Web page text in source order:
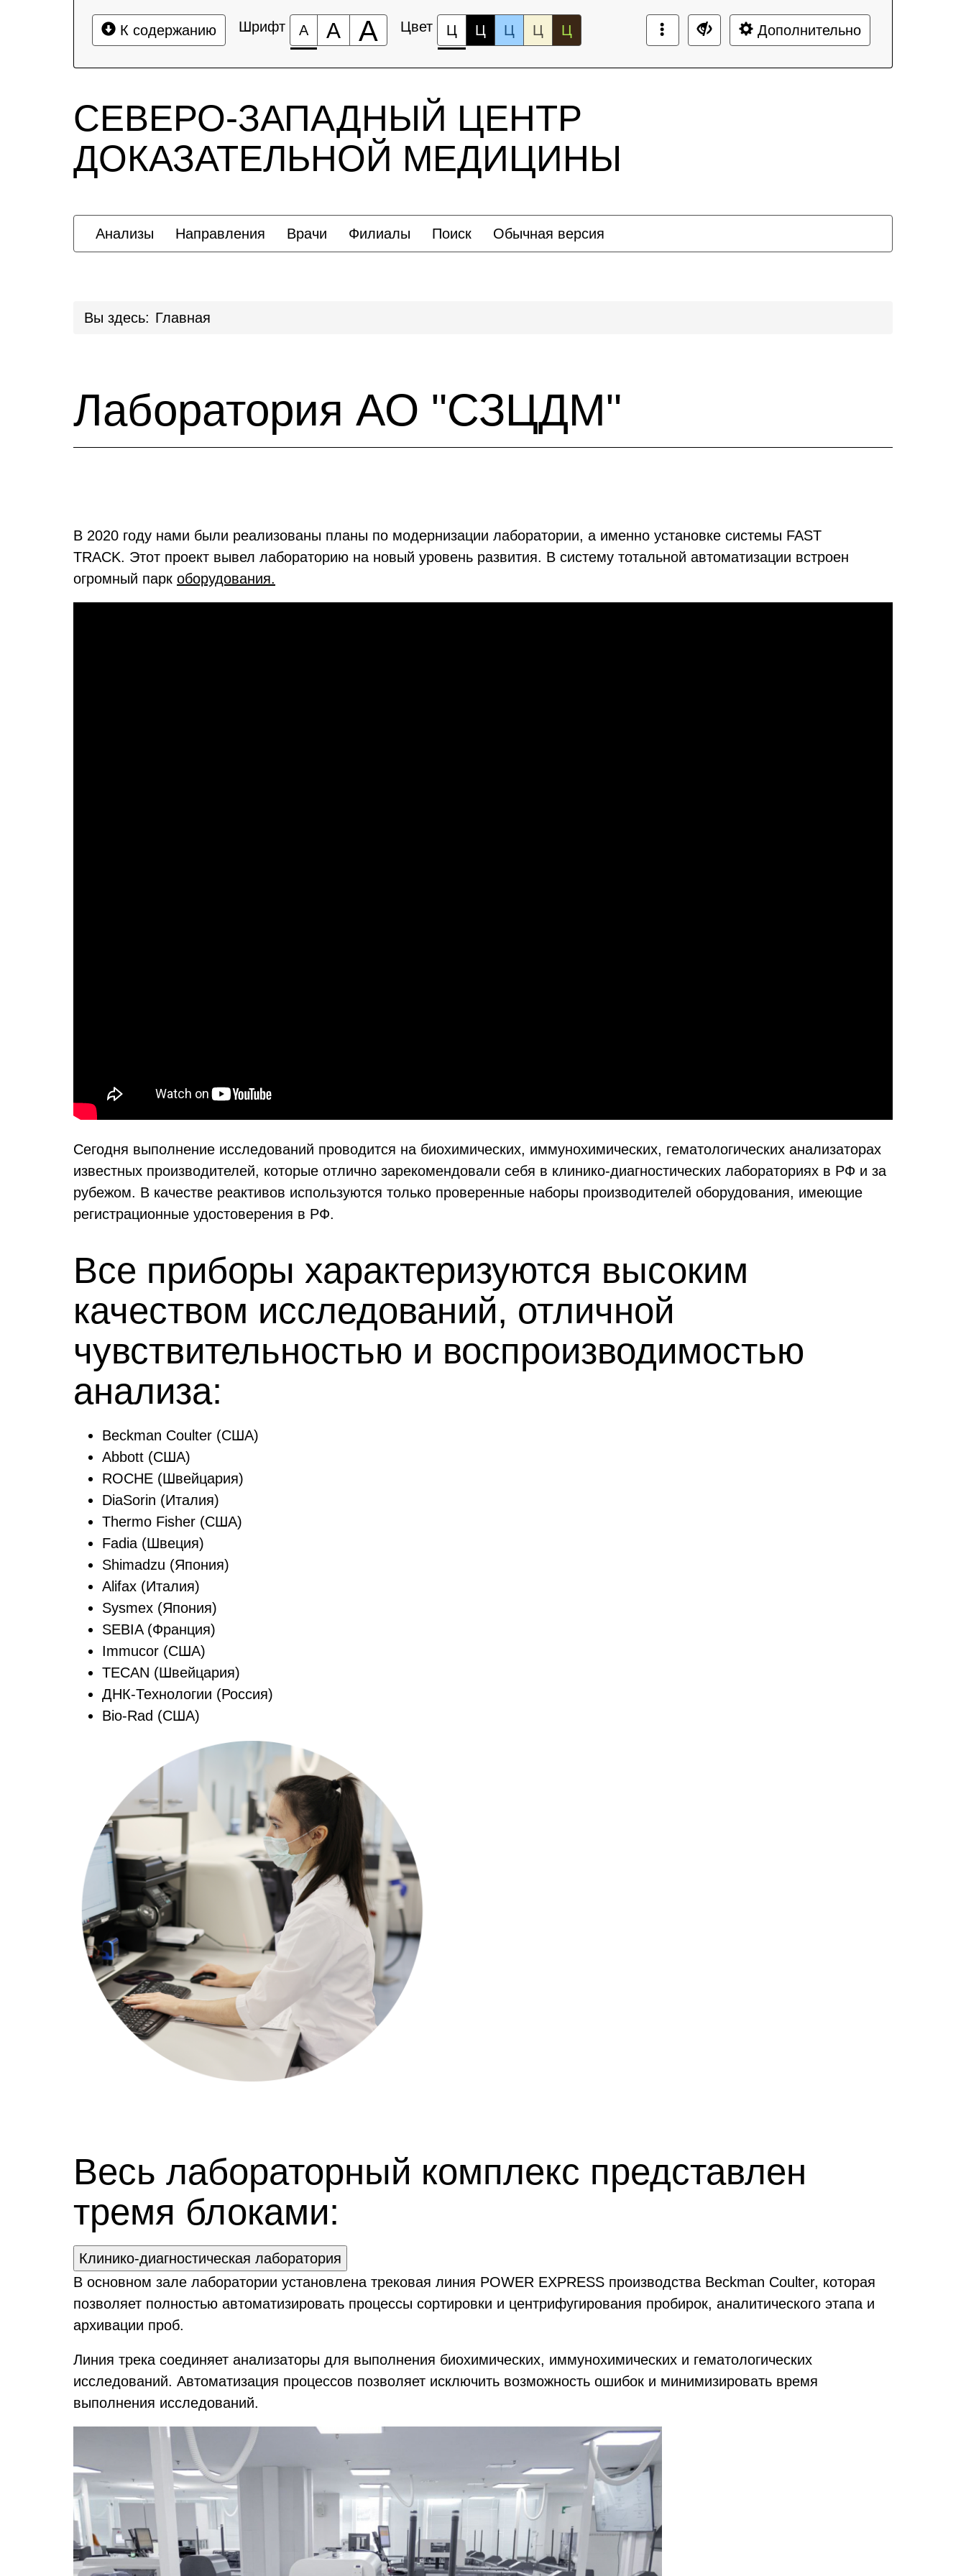
К содержанию Шрифт А А А Цвет Ц Ц Ц Ц Ц Дополнительно
СЕВЕРО-ЗАПАДНЫЙ ЦЕНТР
ДОКАЗАТЕЛЬНОЙ МЕДИЦИНЫ
Анализы Направления Врачи Филиалы Поиск Обычная версия
Вы здесь: Главная
Лаборатория АО "СЗЦДМ"
В 2020 году нами были реализованы планы по модернизации лаборатории, а именно установке системы FAST
TRACK. Этот проект вывел лабораторию на новый уровень развития. В систему тотальной автоматизации встроен
огромный парк оборудования.
Сегодня выполнение исследований проводится на биохимических, иммунохимических, гематологических анализаторах
известных производителей, которые отлично зарекомендовали себя в клинико-диагностических лабораториях в РФ и за
рубежом. В качестве реактивов используются только проверенные наборы производителей оборудования, имеющие
регистрационные удостоверения в РФ.
Все приборы характеризуются высоким
качеством исследований, отличной
чувствительностью и воспроизводимостью
анализа:
Beckman Coulter (США)
Abbott (США)
ROCHE (Швейцария)
DiaSorin (Италия)
Thermo Fisher (США)
Fadia (Швеция)
Shimadzu (Япония)
Alifax (Италия)
Sysmex (Япония)
SEBIA (Франция)
Immucor (США)
TECAN (Швейцария)
ДНК-Технологии (Россия)
Bio-Rad (США)
Весь лабораторный комплекс представлен
тремя блоками:
Клинико-диагностическая лаборатория
В основном зале лаборатории установлена трековая линия POWER EXPRESS производства Beckman Coulter, которая
позволяет полностью автоматизировать процессы сортировки и центрифугирования пробирок, аналитического этапа и
архивации проб.
Линия трека соединяет анализаторы для выполнения биохимических, иммунохимических и гематологических
исследований. Автоматизация процессов позволяет исключить возможность ошибок и минимизировать время
выполнения исследований.